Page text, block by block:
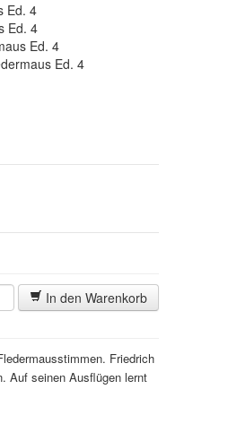
Ed. 4
Ed. 4
Ed. 4
Ed. 4
In den Warenkorb
Friedrich
Auf seinen Ausflügen lernt